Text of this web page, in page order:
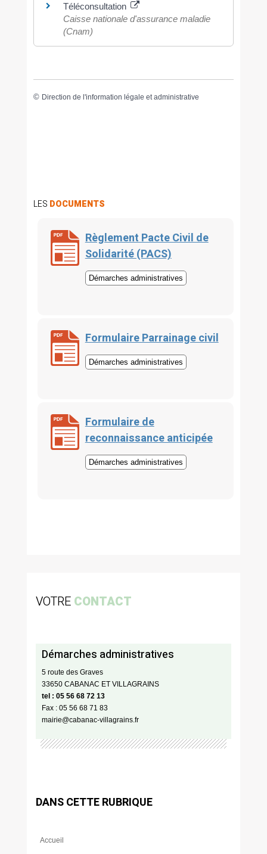
Téléconsultation
Caisse nationale d'assurance maladie
(Cnam)
© Direction de l'information légale et administrative
LES DOCUMENTS
Règlement Pacte Civil de
Solidarité (PACS)
Démarches administratives
Formulaire Parrainage civil
Démarches administratives
Formulaire de
reconnaissance anticipée
Démarches administratives
VOTRE CONTACT
Démarches administratives
5 route des Graves
33650 CABANAC ET VILLAGRAINS
tel : 05 56 68 72 13
Fax : 05 56 68 71 83
mairie@cabanac-villagrains.fr
DANS CETTE RUBRIQUE
Accueil